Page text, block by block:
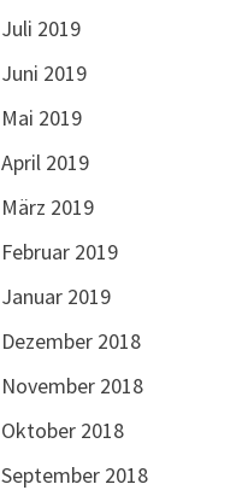
Juli 2019
Juni 2019
Mai 2019
April 2019
März 2019
Februar 2019
Januar 2019
Dezember 2018
November 2018
Oktober 2018
September 2018